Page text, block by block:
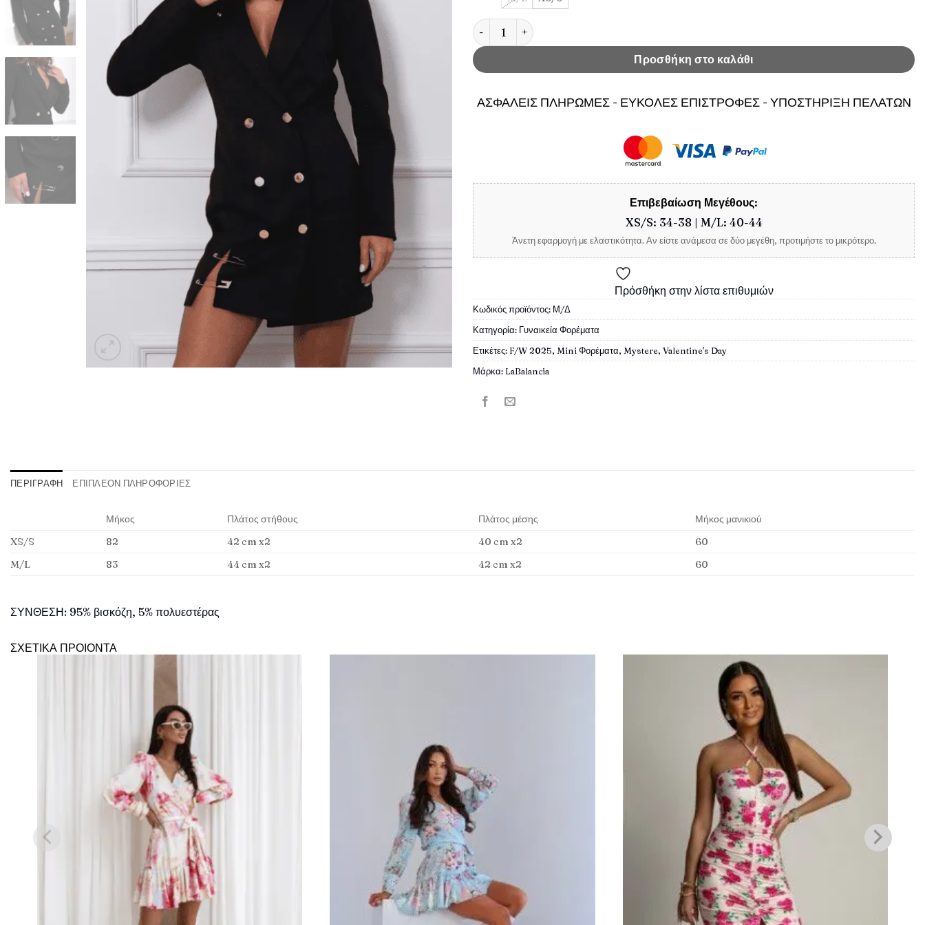
Γυναικείο Μαύρο Φόρεμα σακάκι Leya Μαύρο ποσότητα
Προσθήκη στο καλάθι
ΑΣΦΑΛΕΙΣ ΠΛΗΡΩΜΕΣ - ΕΥΚΟΛΕΣ ΕΠΙΣΤΡΟΦΕΣ - ΥΠΟΣΤΗΡΙΞΗ ΠΕΛΑΤΩΝ
Επιβεβαίωση Μεγέθους:
XS/S: 34-38 | M/L: 40-44
Άνετη εφαρμογή με ελαστικότητα. Αν είστε ανάμεσα σε δύο μεγέθη, προτιμήστε το μικρότερο.
Πρόσθήκη στην λίστα επιθυμιών
Κωδικός προϊόντος: Μ/Δ
Κατηγορία: Γυναικεία Φορέματα
Ετικέτες: F/W 2025, Mini Φορέματα, Mystere, Valentine's Day
Μάρκα: LaBalancia
ΠΕΡΙΓΡΑΦΉ ΕΠΙΠΛΈΟΝ ΠΛΗΡΟΦΟΡΊΕΣ
Μήκος Πλάτος στήθους Πλάτος μέσης
Μήκος μανικιού
XS/S
82 42 cm x2 40 cm x2
60
M/L
83 44 cm x2 42 cm x2 60
ΣΥΝΘΕΣΗ: 95% βισκόζη, 5% πολυεστέρας
ΣΧΕΤΙΚΑ ΠΡΟΙΟΝΤΑ